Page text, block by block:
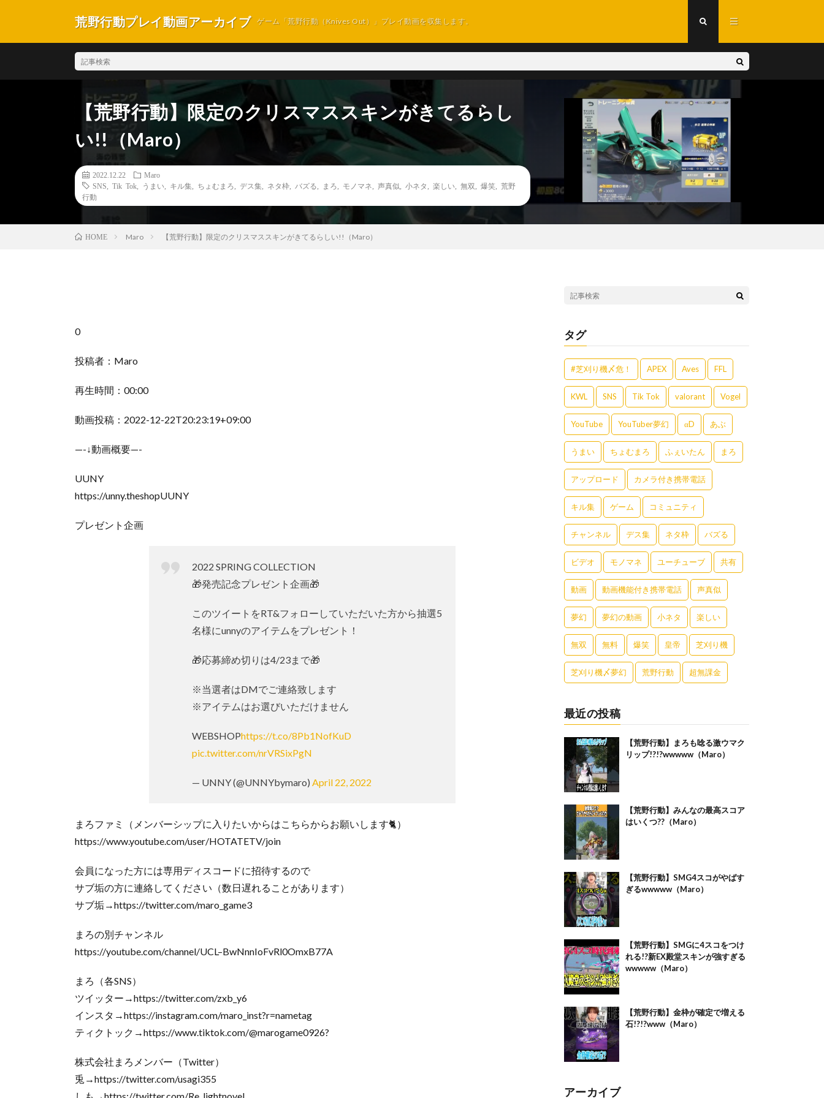
荒野行動プレイ動画アーカイブ ゲーム「荒野行動（Knives Out）」プレイ動画を収集します。
【荒野行動】限定のクリスマススキンがきてるらし
い!!（Maro）
2022.12.22
Maro
SNS
Tik Tok うまい キル集 ちょむまろ デス集 ネタ枠 バズる まろ モノマネ 声真似 小ネタ 楽しい 無双 爆笑
荒野
行動
HOME Maro 【荒野行動】限定のクリスマススキンがきてるらしい!!（Maro）
0
投稿者：Maro
再生時間：00:00
動画投稿：2022-12-22T20:23:19+09:00
—-↓動画概要—-
UUNY
https://unny.theshopUUNY
プレゼント企画
2022 SPRING COLLECTION
🎁発売記念プレゼント企画🎁
このツイートをRT&フォローしていただいた方から抽選5
名様にunnyのアイテムをプレゼント！
🎁応募締め切りは4/23まで🎁
※当選者はDMでご連絡致します
※アイテムはお選びいただけません
WEBSHOPhttps://t.co/8Pb1NofKuD
pic.twitter.com/nrVRSixPgN
— UNNY (@UNNYbymaro)April 22, 2022
まろファミ（メンバーシップに入りたいからはこちらからお願いします🐈）
https://www.youtube.com/user/HOTATETV/join
会員になった方には専用ディスコードに招待するので
サブ垢の方に連絡してください（数日遅れることがあります）
サブ垢→https://twitter.com/maro_game3
まろの別チャンネル
https://youtube.com/channel/UCL–BwNnnIoFvRl0OmxB77A
まろ（各SNS）
ツイッター→https://twitter.com/zxb_y6
インスタ→https://instagram.com/maro_inst?r=nametag
ティクトック→https://www.tiktok.com/@marogame0926?
株式会社まろメンバー（Twitter）
兎→https://twitter.com/usagi355
タグ
#芝刈り機〆危！ APEX Aves FFL
KWL SNS Tik Tok valorant Vogel
YouTube YouTuber夢幻 αD あぶ
うまい ちょむまろ ふぇいたん まろ
アップロード カメラ付き携帯電話
キル集 ゲーム コミュニティ
チャンネル デス集 ネタ枠 バズる
ビデオ モノマネ ユーチューブ 共有
動画 動画機能付き携帯電話 声真似
夢幻 夢幻の動画 小ネタ 楽しい
無双 無料 爆笑 皇帝 芝刈り機
芝刈り機〆夢幻 荒野行動 超無課金
最近の投稿
【荒野行動】まろも唸る激ウマク
リップ!?!?wwwww（Maro）
【荒野行動】みんなの最高スコア
はいくつ??（Maro）
【荒野行動】SMG4スコがやばす
ぎるwwwww（Maro）
【荒野行動】SMGに4スコをつけ
れる!?新EX殿堂スキンが強すぎる
wwwww（Maro）
【荒野行動】金枠が確定で増える
石!?!?www（Maro）
アーカイブ